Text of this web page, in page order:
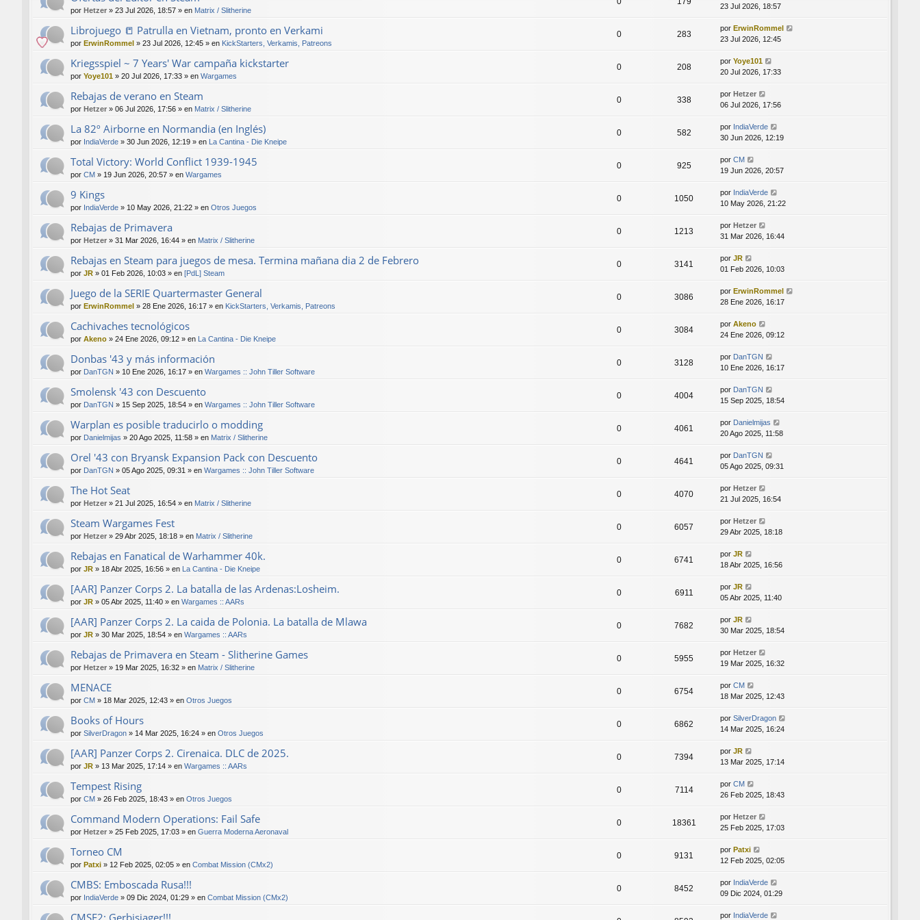
por Hetzer » 23 Jul 2026, 18:57 » en Matrix / Slitherine
23 Jul 2026, 18:57
Librojuego 📒 Patrulla en Vietnam, pronto en Verkami
por ErwinRommel » 23 Jul 2026, 12:45 » en KickStarters, Verkamis, Patreons
0 283
por ErwinRommel
23 Jul 2026, 12:45
Kriegsspiel ~ 7 Years' War campaña kickstarter
por Yoye101 » 20 Jul 2026, 17:33 » en Wargames
0 208
por Yoye101
20 Jul 2026, 17:33
Rebajas de verano en Steam
por Hetzer » 06 Jul 2026, 17:56 » en Matrix / Slitherine
0 338
por Hetzer
06 Jul 2026, 17:56
La 82º Airborne en Normandia (en Inglés)
por IndiaVerde » 30 Jun 2026, 12:19 » en La Cantina - Die Kneipe
0 582
por IndiaVerde
30 Jun 2026, 12:19
Total Victory: World Conflict 1939-1945
por CM » 19 Jun 2026, 20:57 » en Wargames
0 925
por CM
19 Jun 2026, 20:57
9 Kings
por IndiaVerde » 10 May 2026, 21:22 » en Otros Juegos
0 1050
por IndiaVerde
10 May 2026, 21:22
Rebajas de Primavera
por Hetzer » 31 Mar 2026, 16:44 » en Matrix / Slitherine
0 1213
por Hetzer
31 Mar 2026, 16:44
Rebajas en Steam para juegos de mesa. Termina mañana dia 2 de Febrero
por JR » 01 Feb 2026, 10:03 » en [PdL] Steam
0 3141
por JR
01 Feb 2026, 10:03
Juego de la SERIE Quartermaster General
por ErwinRommel » 28 Ene 2026, 16:17 » en KickStarters, Verkamis, Patreons
0 3086
por ErwinRommel
28 Ene 2026, 16:17
Cachivaches tecnológicos
por Akeno » 24 Ene 2026, 09:12 » en La Cantina - Die Kneipe
0 3084
por Akeno
24 Ene 2026, 09:12
Donbas '43 y más información
por DanTGN » 10 Ene 2026, 16:17 » en Wargames :: John Tiller Software
0 3128
por DanTGN
10 Ene 2026, 16:17
Smolensk '43 con Descuento
por DanTGN » 15 Sep 2025, 18:54 » en Wargames :: John Tiller Software
0 4004
por DanTGN
15 Sep 2025, 18:54
Warplan es posible traducirlo o modding
por Danielmijas » 20 Ago 2025, 11:58 » en Matrix / Slitherine
0 4061
por Danielmijas
20 Ago 2025, 11:58
Orel '43 con Bryansk Expansion Pack con Descuento
por DanTGN » 05 Ago 2025, 09:31 » en Wargames :: John Tiller Software
0 4641
por DanTGN
05 Ago 2025, 09:31
The Hot Seat
por Hetzer » 21 Jul 2025, 16:54 » en Matrix / Slitherine
0 4070
por Hetzer
21 Jul 2025, 16:54
Steam Wargames Fest
por Hetzer » 29 Abr 2025, 18:18 » en Matrix / Slitherine
0 6057
por Hetzer
29 Abr 2025, 18:18
Rebajas en Fanatical de Warhammer 40k.
por JR » 18 Abr 2025, 16:56 » en La Cantina - Die Kneipe
0 6741
por JR
18 Abr 2025, 16:56
[AAR] Panzer Corps 2. La batalla de las Ardenas:Losheim.
por JR » 05 Abr 2025, 11:40 » en Wargames :: AARs
0 6911
por JR
05 Abr 2025, 11:40
[AAR] Panzer Corps 2. La caida de Polonia. La batalla de Mlawa
por JR » 30 Mar 2025, 18:54 » en Wargames :: AARs
0 7682
por JR
30 Mar 2025, 18:54
Rebajas de Primavera en Steam - Slitherine Games
por Hetzer » 19 Mar 2025, 16:32 » en Matrix / Slitherine
0 5955
por Hetzer
19 Mar 2025, 16:32
MENACE
por CM » 18 Mar 2025, 12:43 » en Otros Juegos
0 6754
por CM
18 Mar 2025, 12:43
Books of Hours
por SilverDragon » 14 Mar 2025, 16:24 » en Otros Juegos
0 6862
por SilverDragon
14 Mar 2025, 16:24
[AAR] Panzer Corps 2. Cirenaica. DLC de 2025.
por JR » 13 Mar 2025, 17:14 » en Wargames :: AARs
0 7394
por JR
13 Mar 2025, 17:14
Tempest Rising
por CM » 26 Feb 2025, 18:43 » en Otros Juegos
0 7114
por CM
26 Feb 2025, 18:43
Command Modern Operations: Fail Safe
por Hetzer » 25 Feb 2025, 17:03 » en Guerra Moderna Aeronaval
0 18361
por Hetzer
25 Feb 2025, 17:03
Torneo CM
por Patxi » 12 Feb 2025, 02:05 » en Combat Mission (CMx2)
0 9131
por Patxi
12 Feb 2025, 02:05
CMBS: Emboscada Rusa!!!
por IndiaVerde » 09 Dic 2024, 01:29 » en Combat Mission (CMx2)
0 8452
por IndiaVerde
09 Dic 2024, 01:29
por IndiaVerde